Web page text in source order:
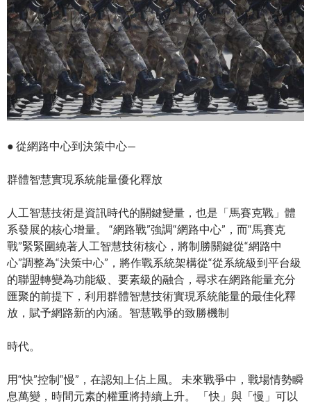
● 從網路中心到決策中心—
群體智慧實現系統能量優化釋放
人工智慧技術是資訊時代的關鍵變量，也是「馬賽克戰」體
系發展的核心增量。 “網路戰”強調“網路中心”，而“馬賽克
戰”緊緊圍繞著人工智慧技術核心，將制勝關鍵從“網路中
心”調整為“決策中心”，將作戰系統架構從“從系統級到平台級
的聯盟轉變為功能級、要素級的融合，尋求在網路能量充分
匯聚的前提下，利用群體智慧技術實現系統能量的最佳化釋
放，賦予網路新的內涵。智慧戰爭的致勝機制
時代。
用“快”控制“慢”，在認知上佔上風。 未來戰爭中，戰場情勢瞬
息萬變，時間元素的權重將持續上升。 「快」與「慢」可以